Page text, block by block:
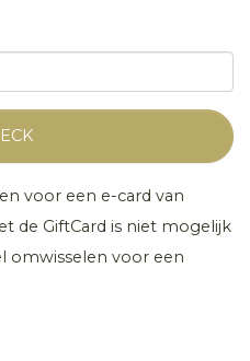
voor een e-card van
de GiftCard is niet mogelijk
omwisselen voor een